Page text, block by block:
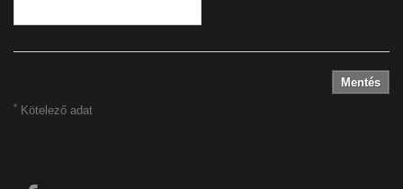
Mentés
* Kötelező adat